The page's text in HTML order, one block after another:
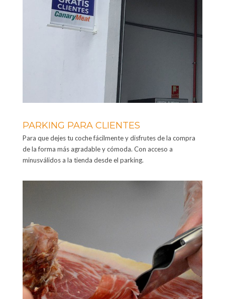
PARKING PARA CLIENTES
Para que dejes tu coche fácilmente y disfrutes de la compra
de la forma más agradable y cómoda. Con acceso a
minusválidos a la tienda desde el parking.